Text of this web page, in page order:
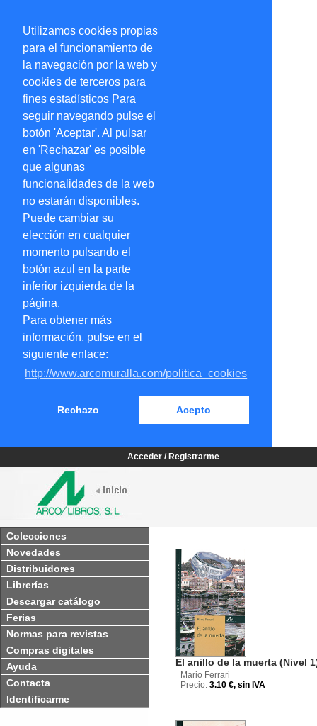
Utilizamos cookies propias
para el funcionamiento de
la navegación por la web y
cookies de terceros para
fines estadísticos Para
seguir navegando pulse el
botón 'Aceptar'. Al pulsar
en 'Rechazar' es posible
que algunas
funcionalidades de la web
no estarán disponibles.
Puede cambiar su
elección en cualquier
momento pulsando el
botón azul en la parte
inferior izquierda de la
página.
Para obtener más
información, pulse en el
siguiente enlace:
http://www.arcomuralla.com/politica_cookies
Rechazo Acepto
Acceder / Registrarme
Colecciones
Novedades
Distribuidores
Librerías
Descargar catálogo
Ferias
Normas para revistas
Compras digitales
Ayuda
Contacta
Identificarme
El anillo de la muerta (Nivel
Mario Ferrari
Precio: 3.10 €, sin IVA